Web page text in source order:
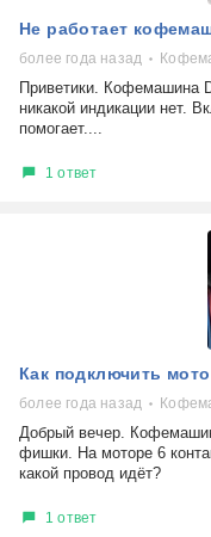
Не работает
более года назад
Приветики. Кофемашина
никакой индикации нет.
помогает....
1 ответ
Как подключить
более года назад
Добрый вечер.
фишки. На моторе 6
какой провод идёт?
1 ответ